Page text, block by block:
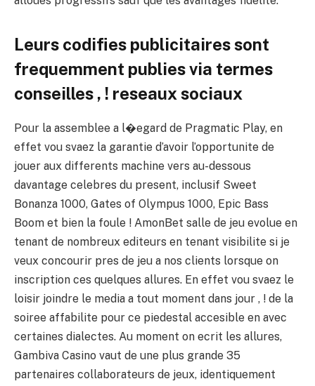
Leurs codifies publicitaires sont
frequemment publies via termes
conseilles , ! reseaux sociaux
Pour la assemblee a l�egard de Pragmatic Play, en
effet vou svaez la garantie d’avoir l’opportunite de
jouer aux differents machine vers au-dessous
davantage celebres du present, inclusif Sweet
Bonanza 1000, Gates of Olympus 1000, Epic Bass
Boom et bien la foule ! AmonBet salle de jeu evolue en
tenant de nombreux editeurs en tenant visibilite si je
veux concourir pres de jeu a nos clients lorsque on
inscription ces quelques allures. En effet vou svaez le
loisir joindre le media a tout moment dans jour , ! de la
soiree affabilite pour ce piedestal accesible en avec
certaines dialectes. Au moment on ecrit les allures,
Gambiva Casino vaut de une plus grande 35
partenaires collaborateurs de jeux, identiquement